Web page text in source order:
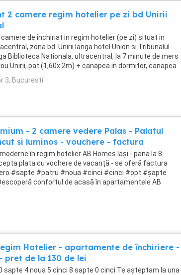
2 camere regim hotelier pe zi bd Unirii
de inchiriat in regim hotelier (pe zi) situat in
zona bd. Unirii langa hotel Union si Tribunalul
Biblioteca Nationala, ultracentral, la 7 minute de mers
Unirii, pat (1,60x 2m) + canapea in dormitor, canapea
3, Bucuresti
- 2 camere vedere Palas - Palatul
si luminos - vouchere - factura
în regim hotelier AB Homes Iași - pana la 8
plata cu vochere de vacanță - se oferă factura
#sapte #patru #noua #cinci #cinci #opt #șapte
confortul de acasă în apartamentele AB
în cele mai căutate zone din ...
Hotelier - apartamente de închiriere -
pret de la 130 de lei
sapte 4 noua 5 cinci 8 sapte 0 cinci Te așteptam la una